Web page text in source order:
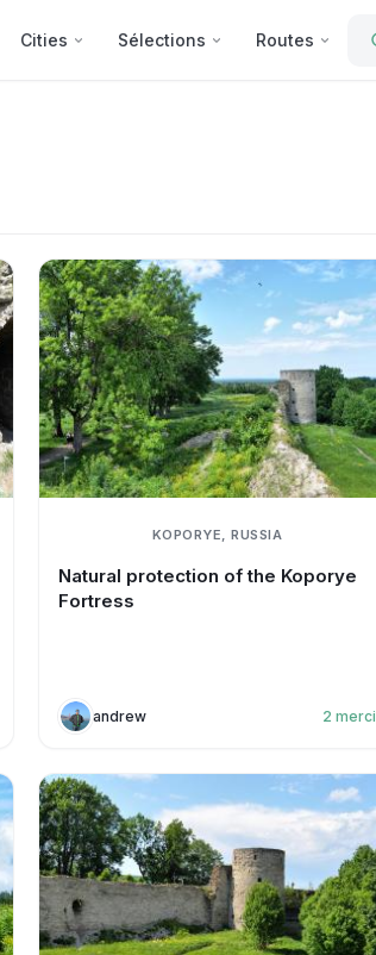
Cities Sélections Routes
KOPORYE, RUSSIA
Natural protection of the Koporye
Fortress
andrew 2 merci